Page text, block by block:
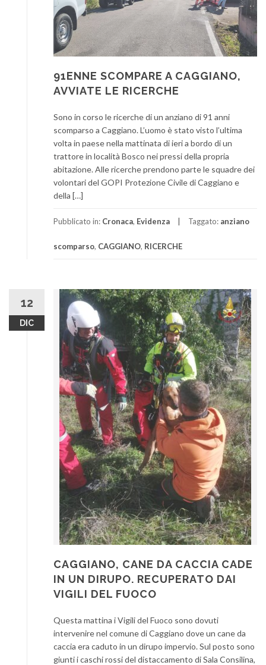
91ENNE SCOMPARE A CAGGIANO,
AVVIATE LE RICERCHE
Sono in corso le ricerche di un anziano di 91 anni
scomparso a Caggiano. L’uomo è stato visto l’ultima
volta in paese nella mattinata di ieri a bordo di un
trattore in località Bosco nei pressi della propria
abitazione. Alle ricerche prendono parte le squadre dei
volontari del GOPI Protezione Civile di Caggiano e
della […]
Pubblicato in: Cronaca, Evidenza Taggato: anziano
scomparso, CAGGIANO, RICERCHE
12
DIC
CAGGIANO, CANE DA CACCIA CADE
IN UN DIRUPO. RECUPERATO DAI
VIGILI DEL FUOCO
Questa mattina i Vigili del Fuoco sono dovuti
intervenire nel comune di Caggiano dove un cane da
caccia era caduto in un dirupo impervio. Sul posto sono
giunti i caschi rossi del distaccamento di Sala Consilina,